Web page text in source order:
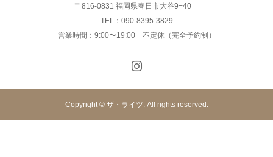
〒816-0831 福岡県春日市大谷9−40
TEL：090-8395-3829
営業時間：9:00〜19:00 不定休（完全予約制）
Copyright © ザ・ライツ. All rights reserved.